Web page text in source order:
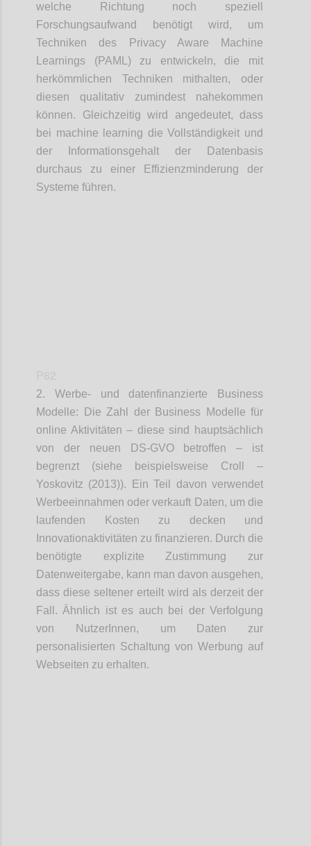
welche Richtung noch speziell
Forschungsaufwand benötigt wird, um
Techniken des Privacy Aware Machine
Learnings (PAML) zu entwickeln, die mit
herkömmlichen Techniken mithalten, oder
diesen qualitativ zumindest nahekommen
können. Gleichzeitig wird angedeutet, dass
bei machine learning die Vollständigkeit und
der Informationsgehalt der Datenbasis
durchaus zu einer Effizienzminderung der
Systeme führen.
2. Werbe- und datenfinanzierte Business
Modelle: Die Zahl der Business Modelle für
online Aktivitäten – diese sind hauptsächlich
von der neuen DS-GVO betroffen – ist
begrenzt (siehe beispielsweise Croll –
Yoskovitz (2013)). Ein Teil davon verwendet
Werbeeinnahmen oder verkauft Daten, um die
laufenden Kosten zu decken und
Innovationaktivitäten zu finanzieren. Durch die
benötigte explizite Zustimmung zur
Datenweitergabe, kann man davon ausgehen,
dass diese seltener erteilt wird als derzeit der
Fall. Ähnlich ist es auch bei der Verfolgung
von NutzerInnen, um Daten zur
personalisierten Schaltung von Werbung auf
Webseiten zu erhalten.